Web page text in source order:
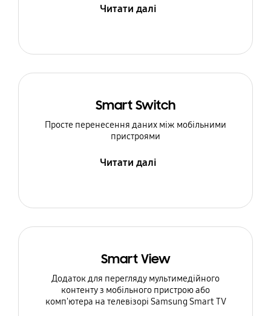
Читати далі
Smart Switch
Просте перенесення даних між мобільними
пристроями
Читати далі
Smart View
Додаток для перегляду мультимедійного
контенту з мобільного пристрою або
комп'ютера на телевізорі Samsung Smart TV